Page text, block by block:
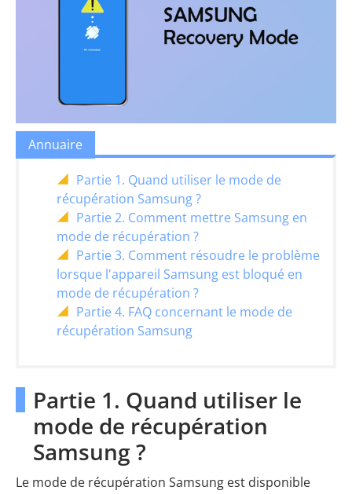
Annuaire
Partie 1. Quand utiliser le mode de
récupération Samsung ?
Partie 2. Comment mettre Samsung en
mode de récupération ?
Partie 3. Comment résoudre le problème
lorsque l'appareil Samsung est bloqué en
mode de récupération ?
Partie 4. FAQ concernant le mode de
récupération Samsung
Partie 1. Quand utiliser le
mode de récupération
Samsung ?
Le mode de récupération Samsung est disponible